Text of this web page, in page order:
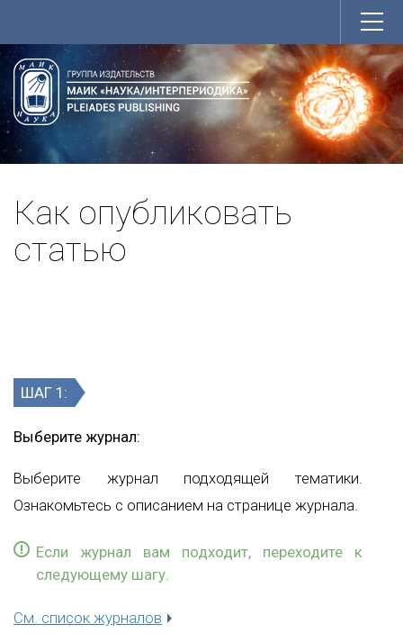
Как опубликовать
статью
ШАГ 1:
Выберите журнал:
Выберите журнал подходящей тематики.
Ознакомьтесь с описанием на странице журнала.
Если журнал вам подходит, переходите к
следующему шагу.
См. список журналов